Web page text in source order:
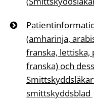
(amharinja,
franska, lettiska,
franska) och
smittskyddsblad